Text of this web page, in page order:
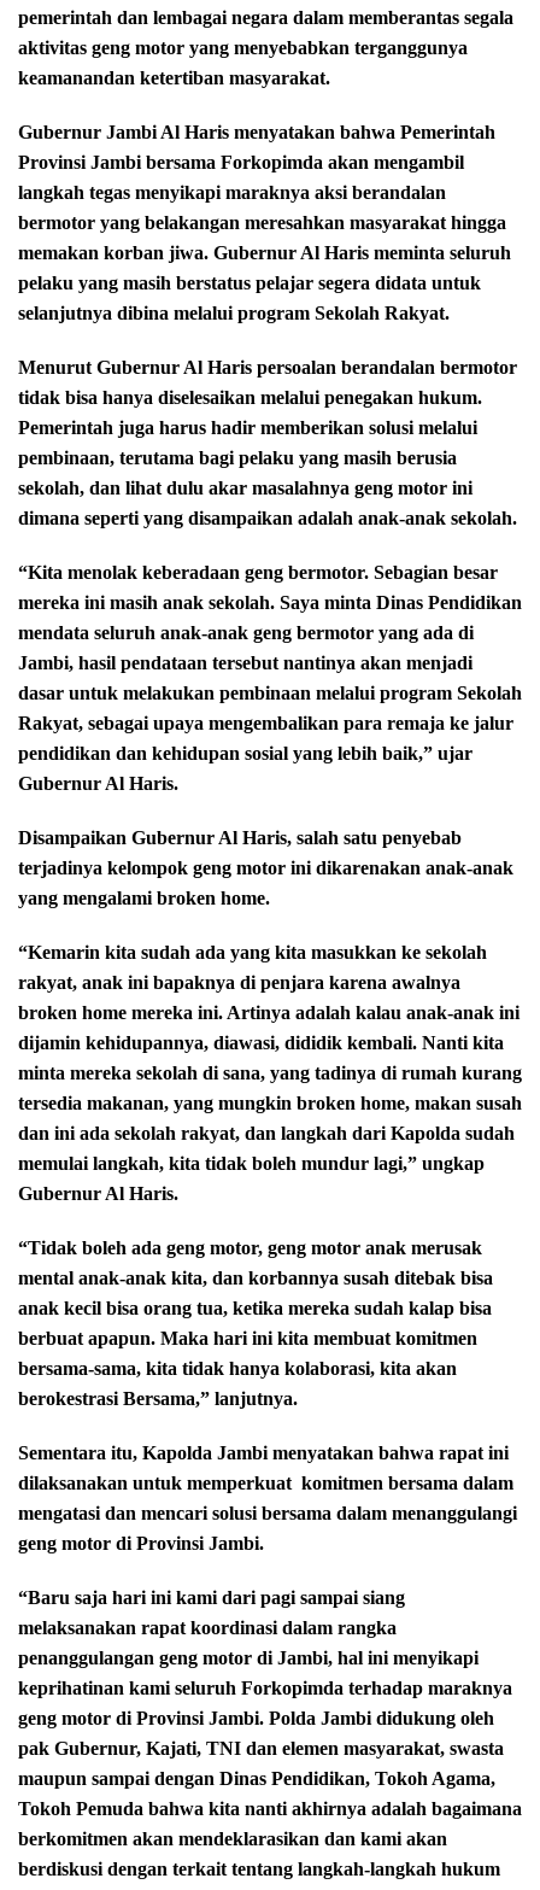
pemerintah dan lembagai negara dalam memberantas segala
aktivitas geng motor yang menyebabkan terganggunya
keamanandan ketertiban masyarakat.
Gubernur Jambi Al Haris menyatakan bahwa Pemerintah
Provinsi Jambi bersama Forkopimda akan mengambil
langkah tegas menyikapi maraknya aksi berandalan
bermotor yang belakangan meresahkan masyarakat hingga
memakan korban jiwa. Gubernur Al Haris meminta seluruh
pelaku yang masih berstatus pelajar segera didata untuk
selanjutnya dibina melalui program Sekolah Rakyat.
Menurut Gubernur Al Haris persoalan berandalan bermotor
tidak bisa hanya diselesaikan melalui penegakan hukum.
Pemerintah juga harus hadir memberikan solusi melalui
pembinaan, terutama bagi pelaku yang masih berusia
sekolah, dan lihat dulu akar masalahnya geng motor ini
dimana seperti yang disampaikan adalah anak-anak sekolah.
“Kita menolak keberadaan geng bermotor. Sebagian besar
mereka ini masih anak sekolah. Saya minta Dinas Pendidikan
mendata seluruh anak-anak geng bermotor yang ada di
Jambi, hasil pendataan tersebut nantinya akan menjadi
dasar untuk melakukan pembinaan melalui program Sekolah
Rakyat, sebagai upaya mengembalikan para remaja ke jalur
pendidikan dan kehidupan sosial yang lebih baik,” ujar
Gubernur Al Haris.
Disampaikan Gubernur Al Haris, salah satu penyebab
terjadinya kelompok geng motor ini dikarenakan anak-anak
yang mengalami broken home.
“Kemarin kita sudah ada yang kita masukkan ke sekolah
rakyat, anak ini bapaknya di penjara karena awalnya
broken home mereka ini. Artinya adalah kalau anak-anak ini
dijamin kehidupannya, diawasi, dididik kembali. Nanti kita
minta mereka sekolah di sana, yang tadinya di rumah kurang
tersedia makanan, yang mungkin broken home, makan susah
dan ini ada sekolah rakyat, dan langkah dari Kapolda sudah
memulai langkah, kita tidak boleh mundur lagi,” ungkap
Gubernur Al Haris.
“Tidak boleh ada geng motor, geng motor anak merusak
mental anak-anak kita, dan korbannya susah ditebak bisa
anak kecil bisa orang tua, ketika mereka sudah kalap bisa
berbuat apapun. Maka hari ini kita membuat komitmen
bersama-sama, kita tidak hanya kolaborasi, kita akan
berokestrasi Bersama,” lanjutnya.
Sementara itu, Kapolda Jambi menyatakan bahwa rapat ini
dilaksanakan untuk memperkuat komitmen bersama dalam
mengatasi dan mencari solusi bersama dalam menanggulangi
geng motor di Provinsi Jambi.
“Baru saja hari ini kami dari pagi sampai siang
melaksanakan rapat koordinasi dalam rangka
penanggulangan geng motor di Jambi, hal ini menyikapi
keprihatinan kami seluruh Forkopimda terhadap maraknya
geng motor di Provinsi Jambi. Polda Jambi didukung oleh
pak Gubernur, Kajati, TNI dan elemen masyarakat, swasta
maupun sampai dengan Dinas Pendidikan, Tokoh Agama,
Tokoh Pemuda bahwa kita nanti akhirnya adalah bagaimana
berkomitmen akan mendeklarasikan dan kami akan
berdiskusi dengan terkait tentang langkah-langkah hukum